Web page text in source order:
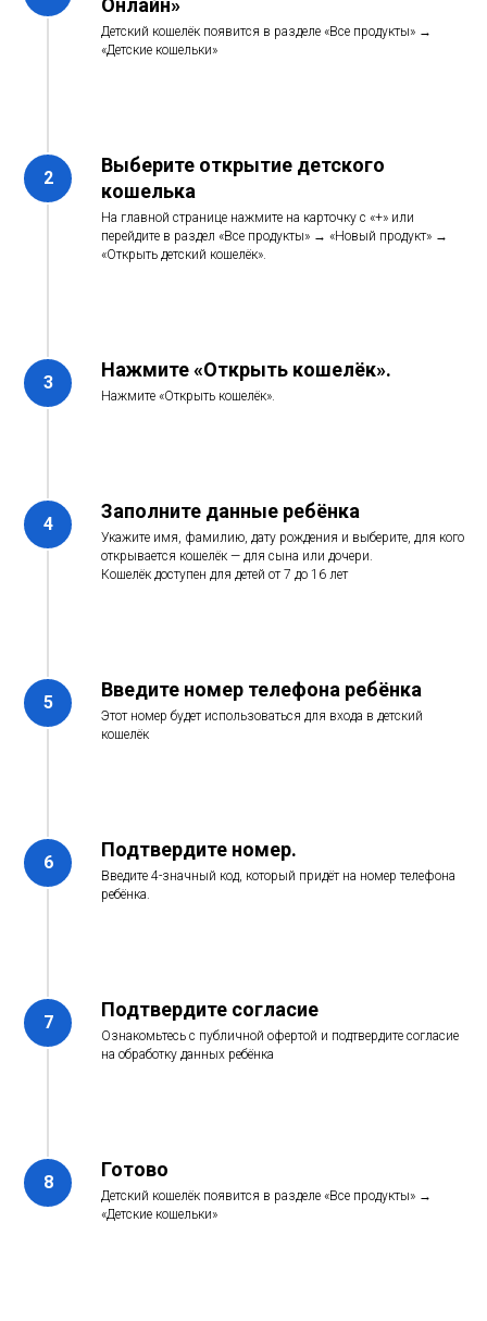
Онлайн»
Детский кошелёк появится в разделе «Все продукты» →
«Детские кошельки»
Выберите открытие детского
кошелька
На главной странице нажмите на карточку с «+» или
перейдите в раздел «Все продукты» → «Новый продукт» →
«Открыть детский кошелёк».
Нажмите «Открыть кошелёк».
Нажмите «Открыть кошелёк».
Заполните данные ребёнка
Укажите имя, фамилию, дату рождения и выберите, для кого
открывается кошелёк — для сына или дочери.
Кошелёк доступен для детей от 7 до 16 лет
Введите номер телефона ребёнка
Этот номер будет использоваться для входа в детский
кошелёк
Подтвердите номер.
Введите 4-значный код, который придёт на номер телефона
ребёнка.
Подтвердите согласие
Ознакомьтесь с публичной офертой и подтвердите согласие
на обработку данных ребёнка
Готово
Детский кошелёк появится в разделе «Все продукты» →
«Детские кошельки»